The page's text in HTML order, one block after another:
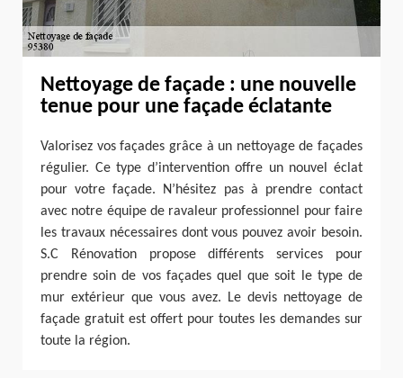
Nettoyage de façade : une nouvelle
tenue pour une façade éclatante
Valorisez vos façades grâce à un nettoyage de façades
régulier. Ce type d’intervention offre un nouvel éclat
pour votre façade. N’hésitez pas à prendre contact
avec notre équipe de ravaleur professionnel pour faire
les travaux nécessaires dont vous pouvez avoir besoin.
S.C Rénovation propose différents services pour
prendre soin de vos façades quel que soit le type de
mur extérieur que vous avez. Le devis nettoyage de
façade gratuit est offert pour toutes les demandes sur
toute la région.